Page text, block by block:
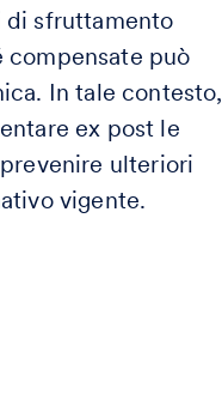
di sfruttamento
compensate può
In tale contesto,
ex post le
ulteriori
vigente.